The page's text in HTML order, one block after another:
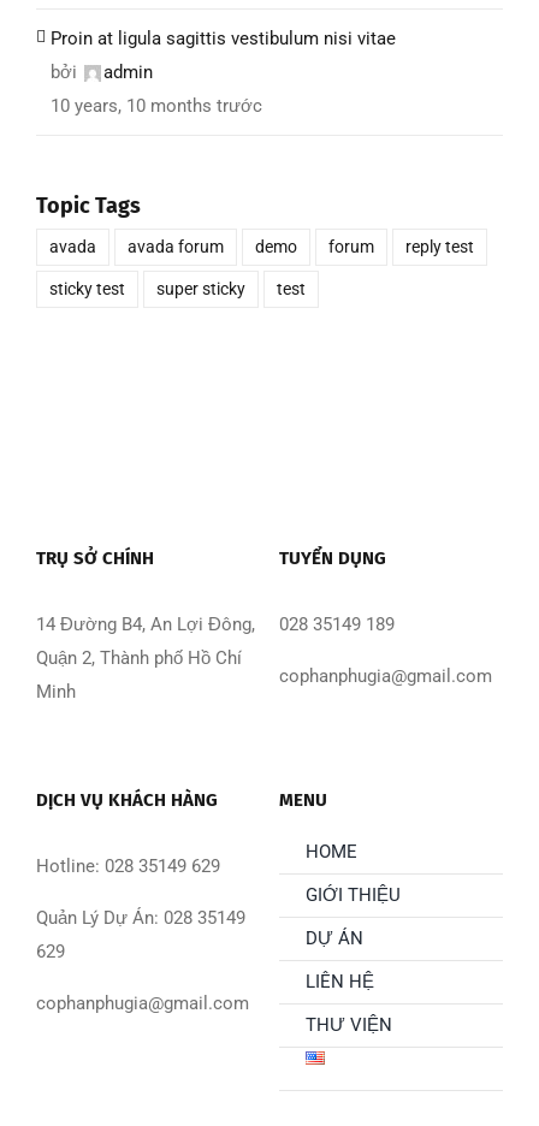
Proin at ligula sagittis vestibulum nisi vitae
bởi
admin
10 years, 10 months trước
Topic Tags
avada avada forum demo forum reply test
sticky test super sticky test
TRỤ SỞ CHÍNH
14 Đường B4, An Lợi Đông,
Quận 2, Thành phố Hồ Chí
Minh
TUYỂN DỤNG
028 35149 189
cophanphugia@gmail.com
DỊCH VỤ KHÁCH HÀNG
Hotline: 028 35149 629
Quản Lý Dự Án: 028 35149
629
cophanphugia@gmail.com
MENU
HOME
GIỚI THIỆU
DỰ ÁN
LIÊN HỆ
THƯ VIỆN